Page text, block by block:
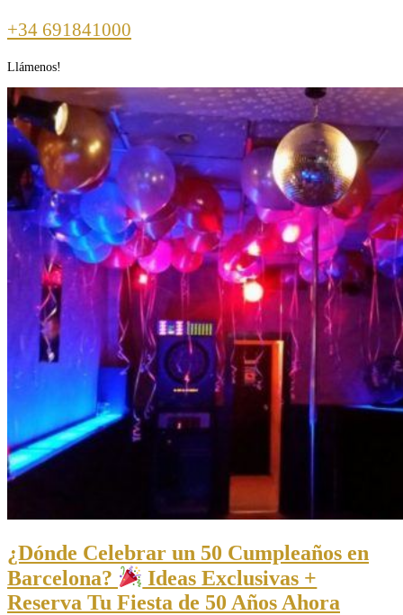
Call
+34 691841000
Llámenos!
¿Dónde Celebrar un 50 Cumpleaños en
Barcelona?
Ideas Exclusivas +
Reserva Tu Fiesta de 50 Años Ahora